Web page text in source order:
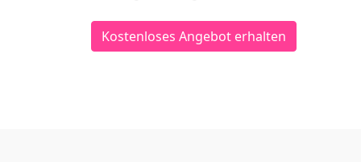
Kostenloses Angebot erhalten